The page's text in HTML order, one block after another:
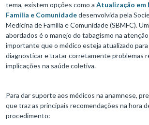
tema, existem opções como a Atualização em
Família e Comunidadedesenvolvida pela
Medicina de Família e Comunidade (SBMFC).
abordados é o manejo do tabagismo na atenção
importante que o médico esteja atualizado
diagnosticar e tratar corretamente problemas
implicações na saúde coletiva.
Para dar suporte aos médicos na anamnese,
que traz as principais recomendações na hora
procedimento: